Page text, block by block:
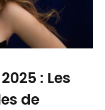
: Les
de